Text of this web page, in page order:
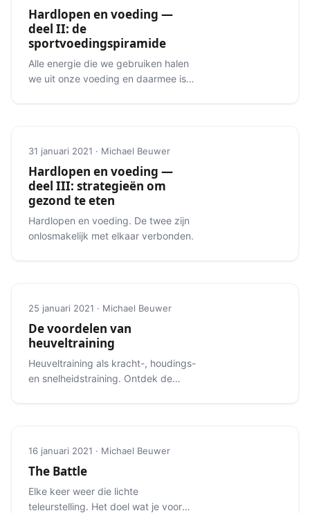
Hardlopen en voeding —
deel II: de
sportvoedingspiramide
Alle energie die we gebruiken halen
we uit onze voeding en daarmee is
31 januari 2021 · Michael Beuwer
Hardlopen en voeding —
deel III: strategieën om
gezond te eten
Hardlopen en voeding. De twee zijn
onlosmakelijk met elkaar verbonden.
25 januari 2021 · Michael Beuwer
De voordelen van
heuveltraining
Heuveltraining als kracht-, houdings-
en snelheidstraining. Ontdek de
16 januari 2021 · Michael Beuwer
The Battle
Elke keer weer die lichte
teleurstelling. Het doel wat je voor